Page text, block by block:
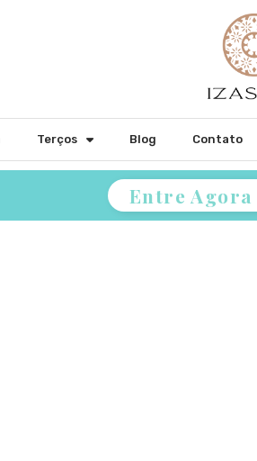
Terços Blog Contato
Entre